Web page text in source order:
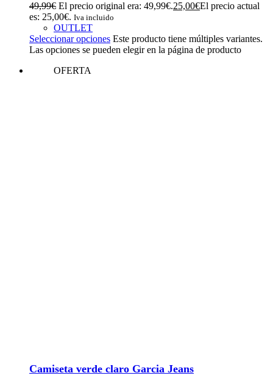
49,99€ El precio original era: 49,99€.25,00€El precio actual
es: 25,00€. Iva incluido
OUTLET
Seleccionar opciones Este producto tiene múltiples variantes.
Las opciones se pueden elegir en la página de producto
OFERTA
Camiseta verde claro Garcia Jeans